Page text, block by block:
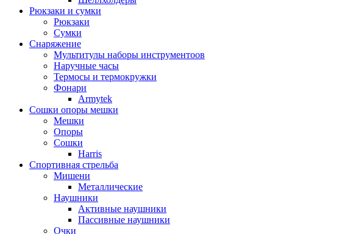
Рюкзаки и сумки
Рюкзаки
Сумки
Снаряжение
Мультитулы наборы инструментоов
Наручные часы
Термосы и термокружки
Фонари
Armytek
Сошки опоры мешки
Мешки
Опоры
Сошки
Harris
Спортивная стрельба
Мишени
Металлические
Наушники
Активные наушники
Пассивные наушники
Очки